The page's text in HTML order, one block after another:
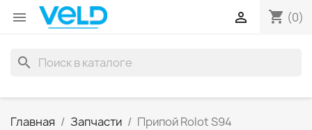
 shopping_cart (0)

search
Главная Запчасти Припой Rolot S94